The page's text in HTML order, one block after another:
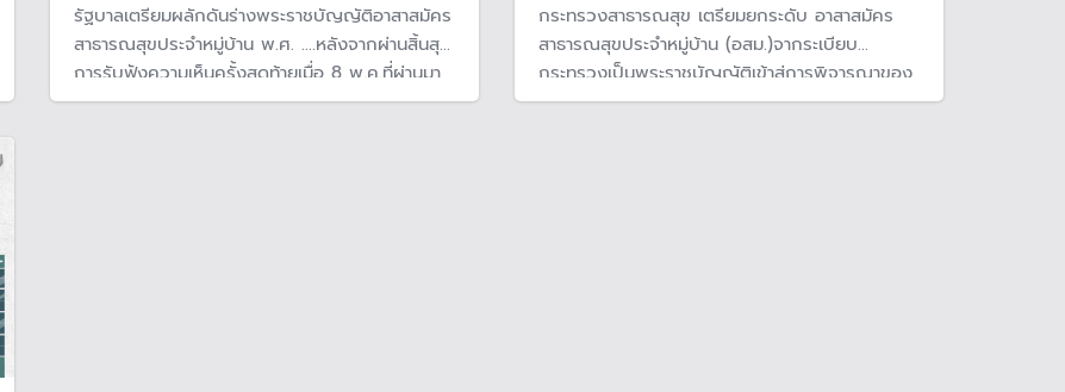
รัฐบาลเตรียมผลักดันร่างพระราชบัญญัติอาสาสมัคร
สาธารณสุขประจําหมู่บ้าน พ.ศ. ....หลังจากผ่านสิ้นสุด
การรับฟังความเห็นครั้งสุดท้ายเมื่อ 8 พ.ค.ที่ผ่านมา
โดยจะมีการปรับเงื่อนไขและสวัสดิการอสม.ทั่ว
กระทรวงสาธารณสุข เตรียมยกระดับ อาสาสมัคร
สาธารณสุขประจำหมู่บ้าน (อสม.)จากระเบียบ
กระทรวงเป็นพระราชบัญญัติเข้าสู่การพิจารณาของ
สภาฯ หวังปรับสถานภาพ และสิทธิประโยชน์ให้มั่นคง